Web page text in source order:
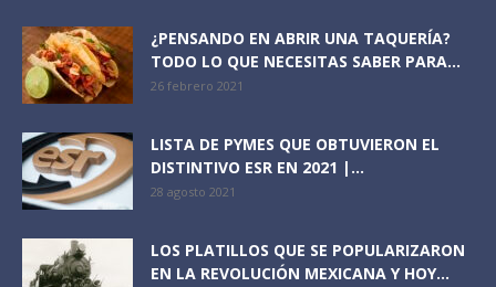
¿PENSANDO EN ABRIR UNA TAQUERÍA?
TODO LO QUE NECESITAS SABER PARA...
26 febrero 2021
LISTA DE PYMES QUE OBTUVIERON EL
DISTINTIVO ESR EN 2021 |...
28 agosto 2021
LOS PLATILLOS QUE SE POPULARIZARON
EN LA REVOLUCIÓN MEXICANA Y HOY...